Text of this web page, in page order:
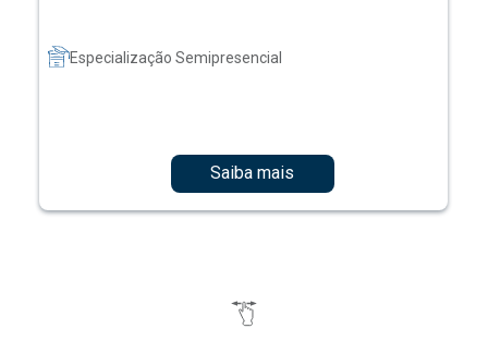
Especialização Semipresencial
Saiba mais